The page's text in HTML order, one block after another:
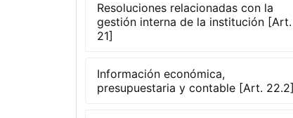
Resoluciones relacionadas con la
gestión interna de la institución [Art.
21]
Información económica,
presupuestaria y contable [Art. 22.2]